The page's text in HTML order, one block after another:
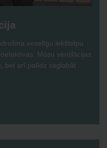
veselīgu iekštelpu
Mūsu ventilācijas
bet arī palīdz saglabāt